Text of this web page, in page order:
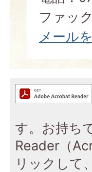
ファッ
メール
す。お持ち
Reader（
リックして